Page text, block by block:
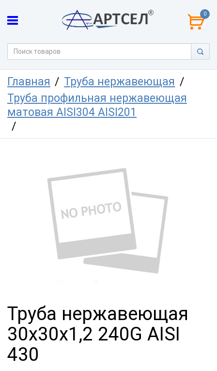
0
Главная
Труба нержавеющая
Труба профильная нержавеющая
матовая AISI304 AISI201
Труба нержавеющая
30х30х1,2 240G AISI
430